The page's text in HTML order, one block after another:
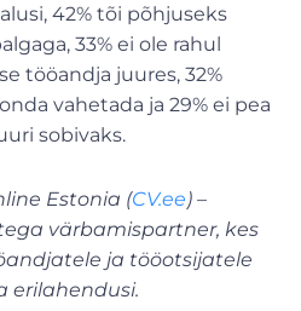
42% tõi põhjuseks
33% ei ole rahul
tööandja juures, 32%
vahetada ja 29% ei pea
sobivaks.
Estonia (CV.ee) –
värbamispartner, kes
ja tööotsijatele
erilahendusi.